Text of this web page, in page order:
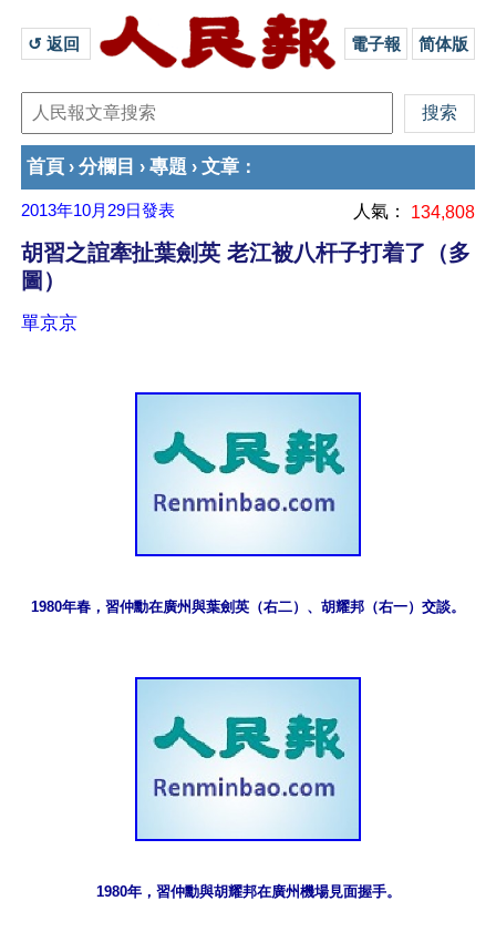
↺ 返回 電子報 简体版
首頁 › 分欄目 › 專題 › 文章 ：
2013年10月29日發表 人氣： 134,808
胡習之誼牽扯葉劍英 老江被八杆子打着了（多
圖）
單京京
1980年春，習仲勳在廣州與葉劍英（右二）、胡耀邦（右一）交談。
1980年，習仲勳與胡耀邦在廣州機場見面握手。